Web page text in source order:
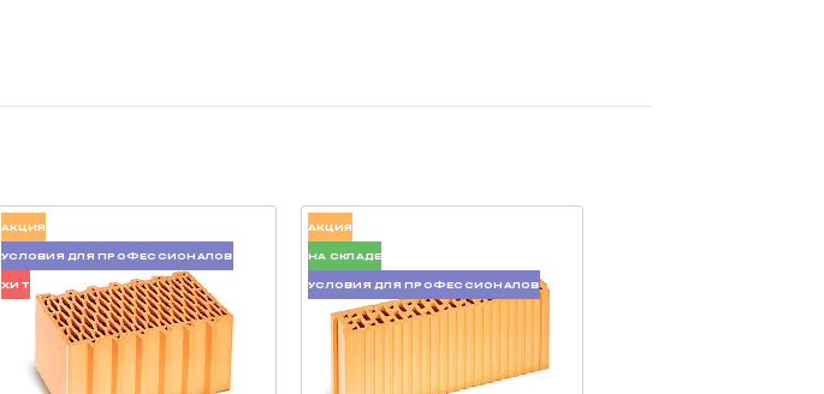
АКЦИЯ
УСЛОВИЯ ДЛЯ ПРОФЕССИОНАЛОВ
ХИТ
АКЦИЯ
НА СКЛАДЕ
УСЛОВИЯ ДЛЯ ПРОФЕССИОНАЛОВ